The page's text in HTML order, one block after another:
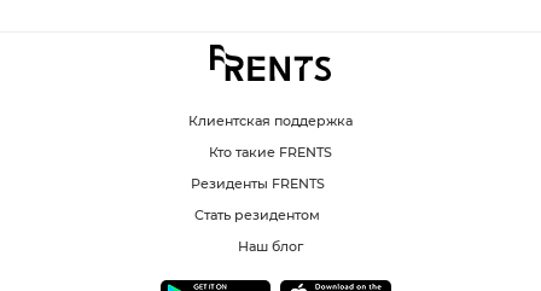
Клиентская поддержка
Кто такие FRENTS
Резиденты FRENTS
Стать резидентом
Наш блог